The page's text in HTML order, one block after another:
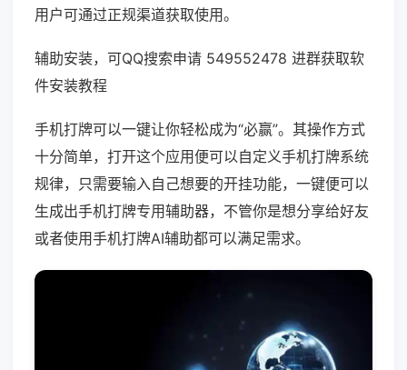
用户可通过正规渠道获取使用。
辅助安装，可QQ搜索申请 549552478 进群获取软
件安装教程
手机打牌可以一键让你轻松成为“必赢”。其操作方式
十分简单，打开这个应用便可以自定义手机打牌系统
规律，只需要输入自己想要的开挂功能，一键便可以
生成出手机打牌专用辅助器，不管你是想分享给好友
或者使用手机打牌AI辅助都可以满足需求。